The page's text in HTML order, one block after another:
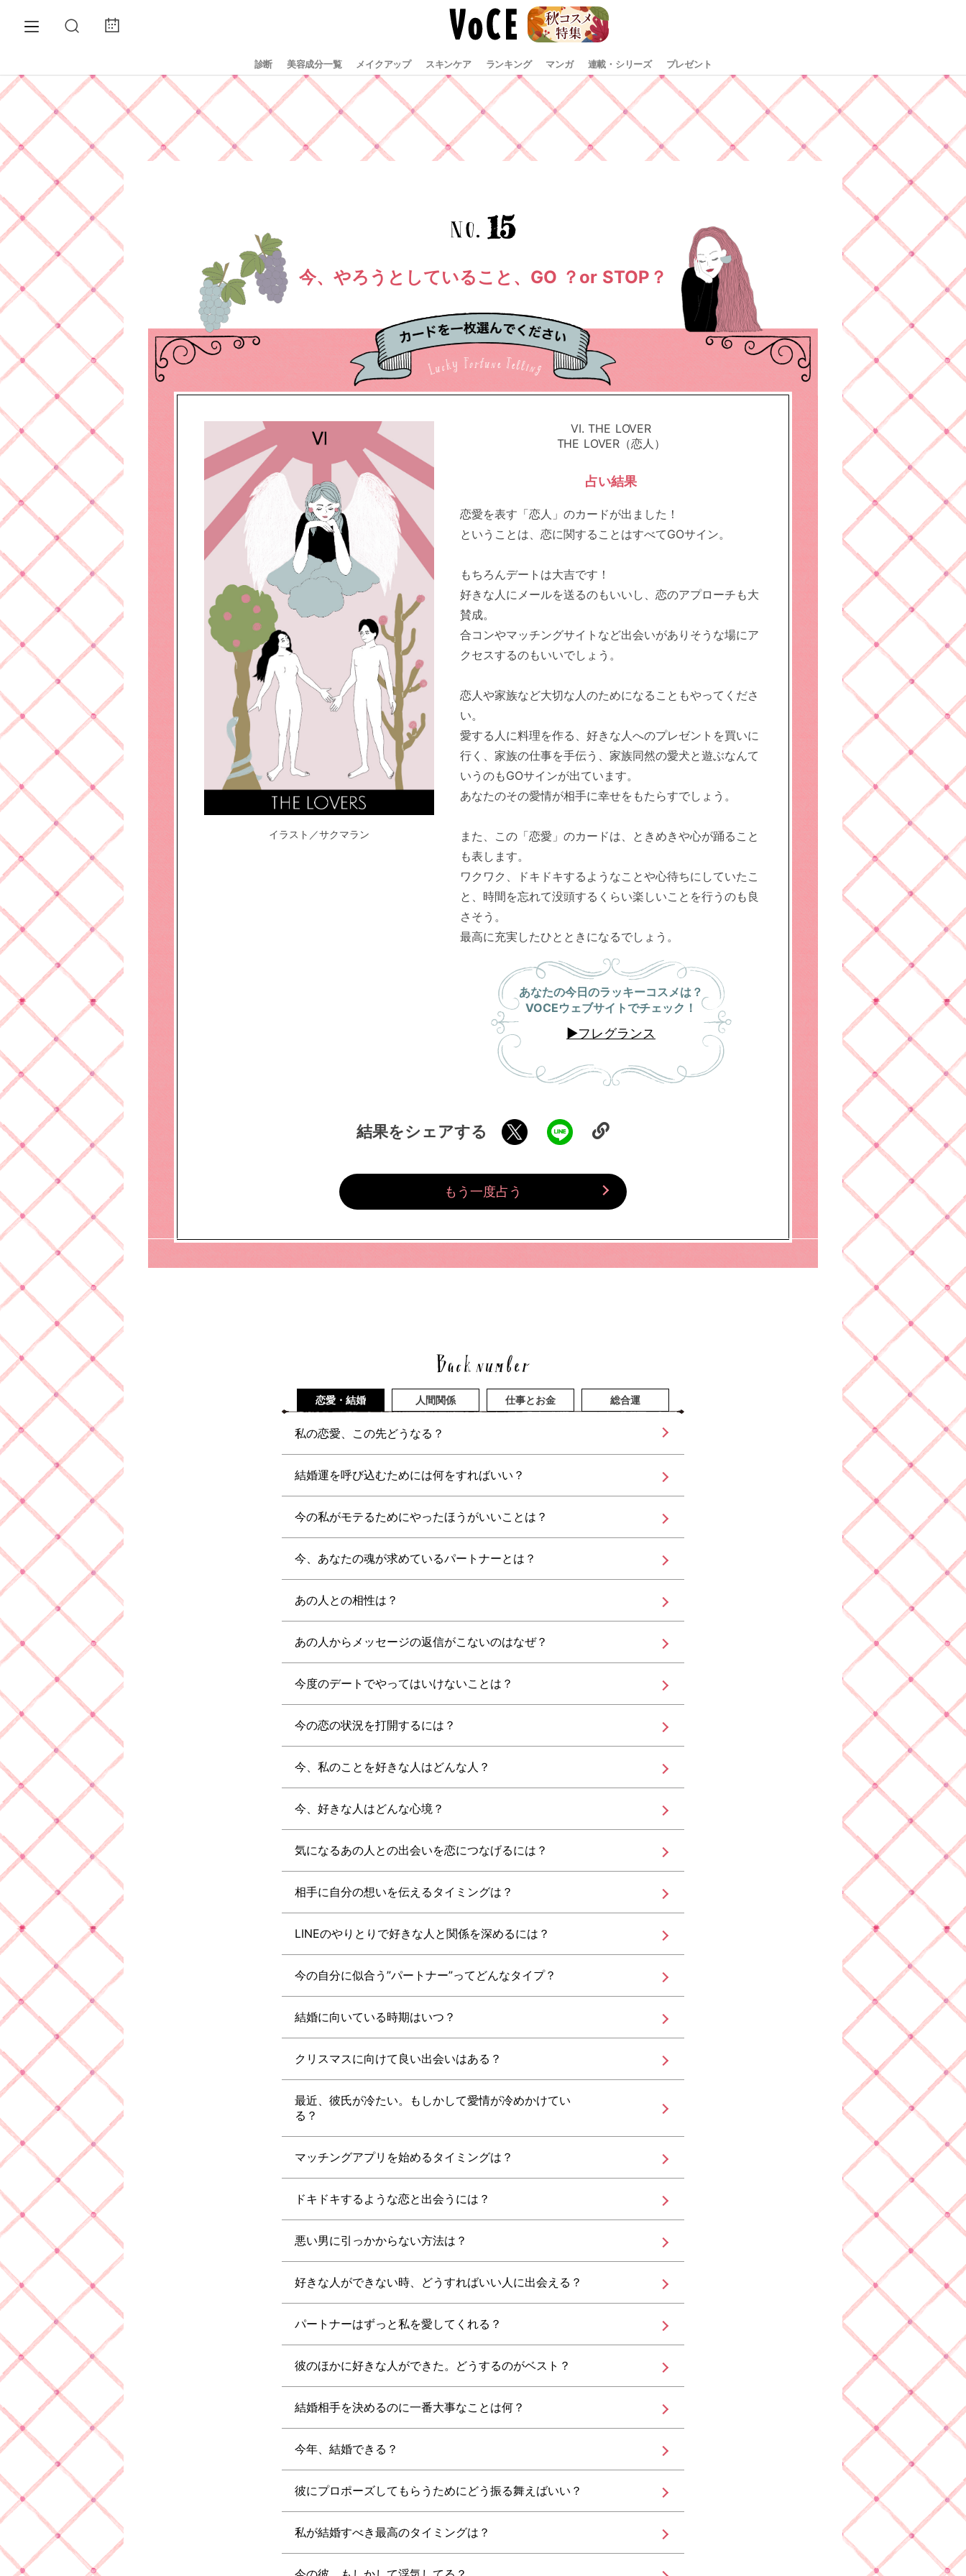
診断 美容成分一覧 メイクアップ スキンケア ランキング マンガ 連載・シリーズ プレゼント
15
今、やろうとしていること、GO ？or STOP？
VI. THE LOVER
THE LOVER（恋人）
イラスト／サクマラン
占い結果
恋愛を表す「恋人」のカードが出ました！
ということは、恋に関することはすべてGOサイン。
もちろんデートは大吉です！
好きな人にメールを送るのもいいし、恋のアプローチも大
賛成。
合コンやマッチングサイトなど出会いがありそうな場にア
クセスするのもいいでしょう。
恋人や家族など大切な人のためになることもやってくださ
い。
愛する人に料理を作る、好きな人へのプレゼントを買いに
行く、家族の仕事を手伝う、家族同然の愛犬と遊ぶなんて
いうのもGOサインが出ています。
あなたのその愛情が相手に幸せをもたらすでしょう。
また、この「恋愛」のカードは、ときめきや心が踊ること
も表します。
ワクワク、ドキドキするようなことや心待ちにしていたこ
と、時間を忘れて没頭するくらい楽しいことを行うのも良
さそう。
最高に充実したひとときになるでしょう。
あなたの今日のラッキーコスメは？
VOCEウェブサイトでチェック！
▶フレグランス
結果をシェアする
もう一度占う
恋愛・結婚 人間関係 仕事とお金 総合運
私の恋愛、この先どうなる？
結婚運を呼び込むためには何をすればいい？
今の私がモテるためにやったほうがいいことは？
今、あなたの魂が求めているパートナーとは？
あの人との相性は？
あの人からメッセージの返信がこないのはなぜ？
今度のデートでやってはいけないことは？
今の恋の状況を打開するには？
今、私のことを好きな人はどんな人？
今、好きな人はどんな心境？
気になるあの人との出会いを恋につなげるには？
相手に自分の想いを伝えるタイミングは？
LINEのやりとりで好きな人と関係を深めるには？
今の自分に似合う”パートナー”ってどんなタイプ？
結婚に向いている時期はいつ？
クリスマスに向けて良い出会いはある？
最近、彼氏が冷たい。もしかして愛情が冷めかけてい
る？
マッチングアプリを始めるタイミングは？
ドキドキするような恋と出会うには？
悪い男に引っかからない方法は？
好きな人ができない時、どうすればいい人に出会える？
パートナーはずっと私を愛してくれる？
彼のほかに好きな人ができた。どうするのがベスト？
結婚相手を決めるのに一番大事なことは何？
今年、結婚できる？
彼にプロポーズしてもらうためにどう振る舞えばいい？
私が結婚すべき最高のタイミングは？